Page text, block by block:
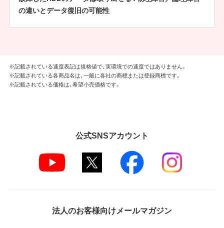
の違いとデータ復旧の可能性
※記載されている速度表記は規格値で、実環境での速度ではありません。
※記載されている各商品名は、一般に各社の商標または登録商標です。
※記載されている価格は、希望小売価格です。
公式SNSアカウント
法人のお客様向けメールマガジン